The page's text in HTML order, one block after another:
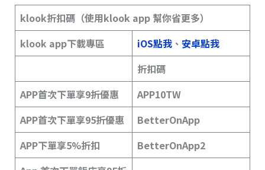
klook折扣碼（使用klook app 幫你省更多）
klook app下載專區
iOS點我、 安卓點我
折扣碼
APP首次下單享9折優惠
APP10TW
APP首次下單享95折優惠
BetterOnApp
APP下單享5%折扣
BetterOnApp2